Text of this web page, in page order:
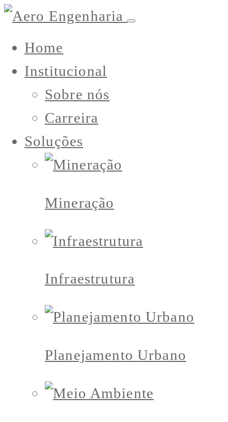
Home
Institucional
Sobre nós
Carreira
Soluções
Mineração
Infraestrutura
Planejamento Urbano